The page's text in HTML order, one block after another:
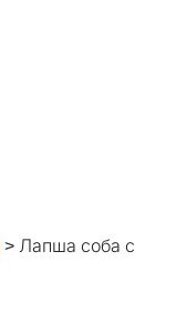
> Лапша соба с